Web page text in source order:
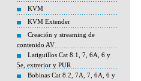
KVM
KVM Extender
Creación y streaming de
contenido AV
Latiguillos Cat 8.1, 7, 6A, 6 y
5e, extrerior y PUR
Bobinas Cat 8.2, 7A, 7, 6A, 6 y